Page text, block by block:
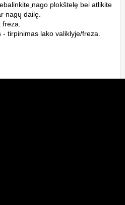
nago plokštelę bei atlikite
nagų dailę.
tirpinimas lako valiklyje/freza.